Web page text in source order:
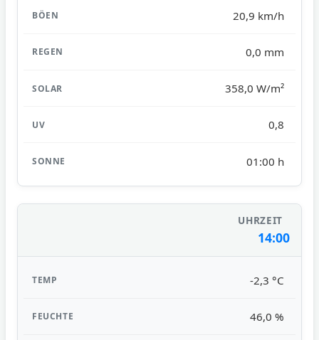
20,9 km/h
0,0 mm
358,0 W/m²
0,8
01:00 h
14:00
-2,3 °C
46,0 %